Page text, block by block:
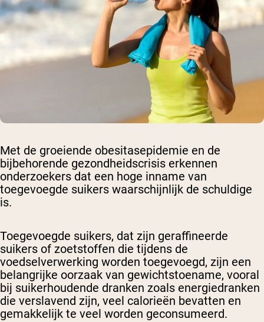
Met de groeiende obesitasepidemie en de
bijbehorende gezondheidscrisis erkennen
onderzoekers dat een hoge inname van
toegevoegde suikers waarschijnlijk de schuldige
is.
Toegevoegde suikers, dat zijn geraffineerde
suikers of zoetstoffen die tijdens de
voedselverwerking worden toegevoegd, zijn een
belangrijke oorzaak van gewichtstoename, vooral
bij suikerhoudende dranken zoals energiedranken
die verslavend zijn, veel calorieën bevatten en
gemakkelijk te veel worden geconsumeerd.